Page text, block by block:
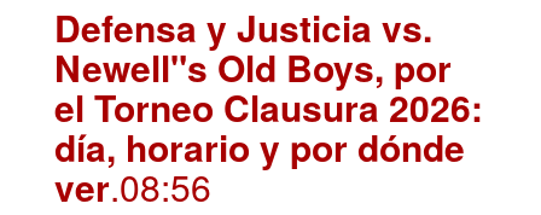
Defensa y Justicia vs.
Newell"s Old Boys, por
el Torneo Clausura 2026:
día, horario y por dónde
ver.08:56